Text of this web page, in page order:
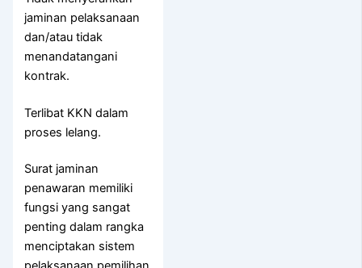
jaminan pelaksanaan
dan/atau tidak
menandatangani
kontrak.
Terlibat KKN dalam
proses lelang.
Surat jaminan
penawaran memiliki
fungsi yang sangat
penting dalam rangka
menciptakan sistem